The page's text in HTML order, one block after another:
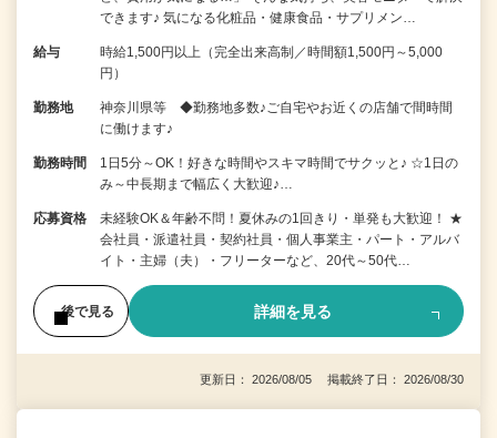
できます♪ 気になる化粧品・健康食品・サプリメン…
給与
時給1,500円以上（完全出来高制／時間額1,500円～5,000
円）
勤務地
神奈川県等 ◆勤務地多数♪ご自宅やお近くの店舗で間時間
に働けます♪
勤務時間
1日5分～OK！好きな時間やスキマ時間でサクッと♪ ☆1日の
み～中長期まで幅広く大歓迎♪…
応募資格
未経験OK＆年齢不問！夏休みの1回きり・単発も大歓迎！ ★
会社員・派遣社員・契約社員・個人事業主・パート・アルバ
イト・主婦（夫）・フリーターなど、20代～50代…
後で見る 詳細を見る
更新日： 2026/08/05 掲載終了日： 2026/08/30